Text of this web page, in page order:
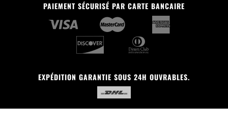
PAIEMENT SÉCURISÉ PAR CARTE BANCAIRE
EXPÉDITION GARANTIE SOUS 24H OUVRABLES.